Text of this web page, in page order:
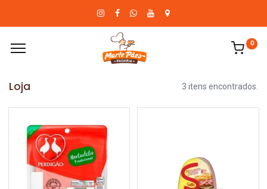
0
Loja 3 itens encontrados.